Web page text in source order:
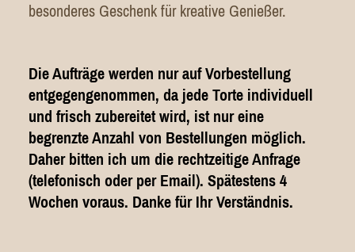
besonderes Geschenk für kreative Genießer.
Die Aufträge werden nur auf Vorbestellung
entgegengenommen, da jede Torte individuell
und frisch zubereitet wird, ist nur eine
begrenzte Anzahl von Bestellungen möglich.
Daher bitten ich um die rechtzeitige Anfrage
(telefonisch oder per Email). Spätestens 4
Wochen voraus. Danke für Ihr Verständnis.